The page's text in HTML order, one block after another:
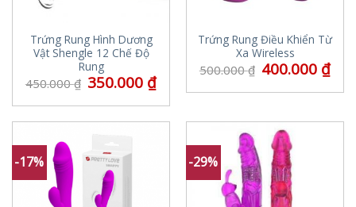
Trứng Rung Hình Dương
Vật Shengle 12 Chế Độ
Rung
450.000₫ 350.000 ₫
Trứng Rung Điều Khiển Từ
Xa Wireless
500.000₫ 400.000 ₫
-17% -29%